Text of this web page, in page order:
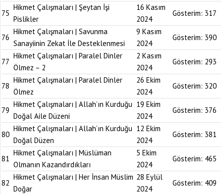
75
Hikmet Çalışmaları | Şeytan İşi
Pislikler
16 Kasım
2024
Gösterim: 317
76
Hikmet Çalışmaları | Savunma
Sanayiinin Zekat İle Desteklenmesi
9 Kasım
2024
Gösterim: 390
77
Hikmet Çalışmaları | Paralel Dinler
Ölmez – 2
2 Kasım
2024
Gösterim: 293
78
Hikmet Çalışmaları | Paralel Dinler
Ölmez
26 Ekim
2024
Gösterim: 320
79
Hikmet Çalışmaları | Allah’ın Kurduğu
Doğal Aile Düzeni
19 Ekim
2024
Gösterim: 376
80
Hikmet Çalışmaları | Allah’ın Kurduğu
Doğal Düzen
12 Ekim
2024
Gösterim: 381
81
Hikmet Çalışmaları | Müslüman
Olmanın Kazandırdıkları
5 Ekim
2024
Gösterim: 465
82
Hikmet Çalışmaları | Her İnsan Müslim
Doğar
28 Eylül
2024
Gösterim: 409